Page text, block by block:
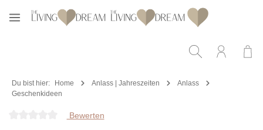
Zum Hauptinhalt springen
Du bist hier: Home Anlass | Jahreszeiten
Anlass
Geschenkideen
Bewerten